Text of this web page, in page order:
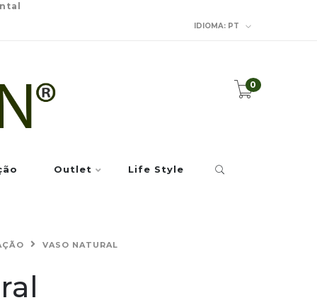
IDIOMA: PT
0
Outlet Life Style
VASO NATURAL